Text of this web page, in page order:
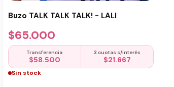
Buzo TALK TALK TALK! - LALI
$65.000
Transferencia
$58.500
3 cuotas s/interés
$21.667
Sin stock